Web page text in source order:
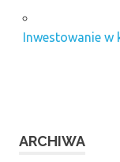
Inwestowanie w
ARCHIWA